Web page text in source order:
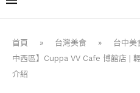
首頁 » 台灣美食 » 台中美
中西區】Cuppa VV Cafe 博館店 |
介紹